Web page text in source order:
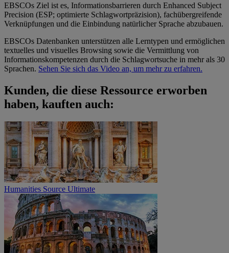
EBSCOs Ziel ist es, Informationsbarrieren durch Enhanced Subject
Precision (ESP; optimierte Schlagwortpräzision), fachübergreifende
Verknüpfungen und die Einbindung natürlicher Sprache abzubauen.
EBSCOs Datenbanken unterstützen alle Lerntypen und ermöglichen
textuelles und visuelles Browsing sowie die Vermittlung von
Informationskompetenzen durch die Schlagwortsuche in mehr als 30
Sprachen. Sehen Sie sich das Video an, um mehr zu erfahren.
Kunden, die diese Ressource erworben
haben, kauften auch:
Humanities Source Ultimate